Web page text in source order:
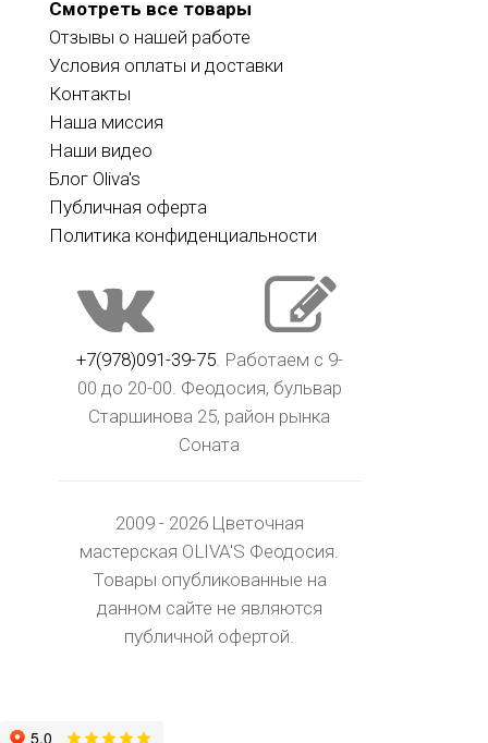
Смотреть все товары
Отзывы о нашей работе
Условия оплаты и доставки
Контакты
Наша миссия
Наши видео
Блог Oliva's
Публичная оферта
Политика конфиденциальности
+7(978)091-39-75. Работаем с 9-
00 до 20-00. Феодосия, бульвар
Старшинова 25, район рынка
Соната
2009 - 2026 Цветочная
мастерская OLIVA'S Феодосия.
Товары опубликованные на
данном сайте не являются
публичной офертой.